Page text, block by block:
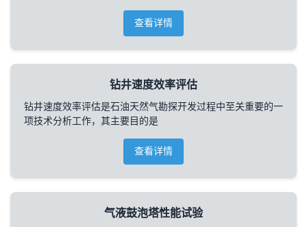
查看详情
钻井速度效率评估
钻井速度效率评估是石油天然气勘探开发过程中至关重要的一
项技术分析工作，其主要目的是
查看详情
气液鼓泡塔性能试验